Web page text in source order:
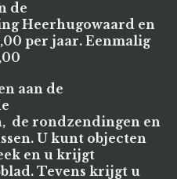
de
Heerhugowaard en
per jaar. Eenmalig
aan de
de rondzendingen en
U kunt objecten
en u krijgt
Tevens krijgt u